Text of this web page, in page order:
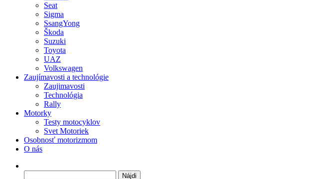
Seat
Sigma
SsangYong
Škoda
Suzuki
Toyota
UAZ
Volkswagen
Zaujímavosti a technológie
Zaujimavosti
Technológia
Rally
Motorky
Testy motocyklov
Svet Motoriek
Osobnosť motorizmom
O nás